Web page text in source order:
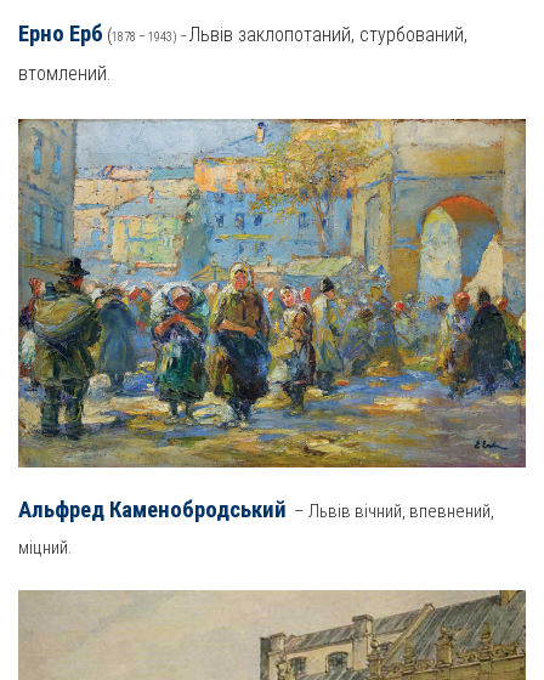
Ерно Ерб (1878 – 1943) – Львів заклопотаний, стурбований,
втомлений.
Альфред Каменобродський – Львів вічний, впевнений,
міцний.